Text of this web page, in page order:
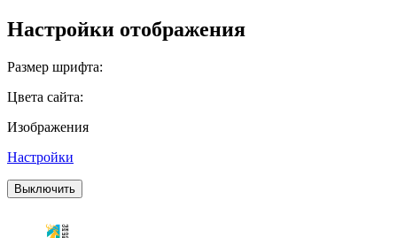
Настройки отображения
Размер шрифта:
Цвета сайта:
Изображения
Настройки
Выключить